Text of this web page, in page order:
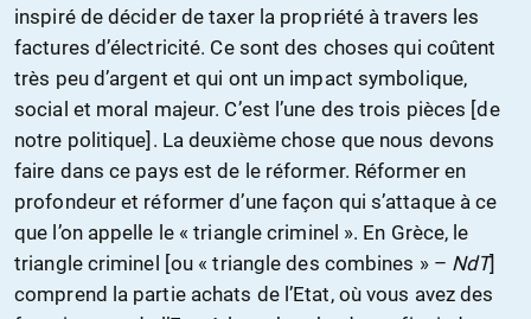
inspiré de décider de taxer la propriété à travers les
factures d’électricité. Ce sont des choses qui coûtent
très peu d’argent et qui ont un impact symbolique,
social et moral majeur. C’est l’une des trois pièces [de
notre politique]. La deuxième chose que nous devons
faire dans ce pays est de le réformer. Réformer en
profondeur et réformer d’une façon qui s’attaque à ce
que l’on appelle le « triangle criminel ». En Grèce, le
triangle criminel [ou « triangle des combines » – NdT]
comprend la partie achats de l’Etat, où vous avez des